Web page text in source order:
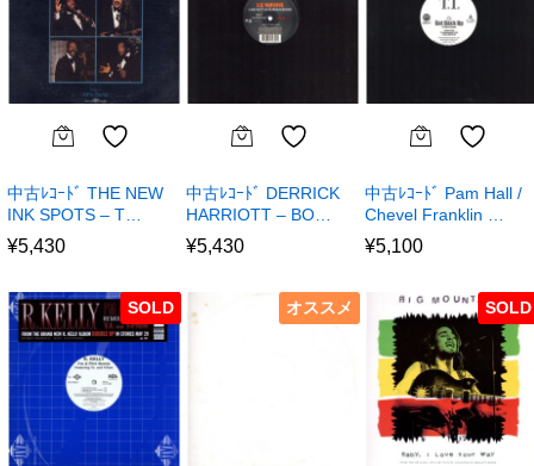
中古ﾚｺｰﾄﾞ THE NEW
INK SPOTS – T…
¥5,430
中古ﾚｺｰﾄﾞ DERRICK
HARRIOTT – BO…
¥5,430
中古ﾚｺｰﾄﾞ Pam Hall /
Chevel Franklin …
¥5,100
SOLD オススメ SOLD